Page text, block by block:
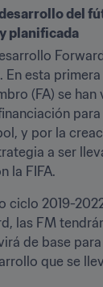
del
planificada
En esta
(FA) se
y por la
a ser
la FIFA.
ciclo 2019-
las FM
de base
que se